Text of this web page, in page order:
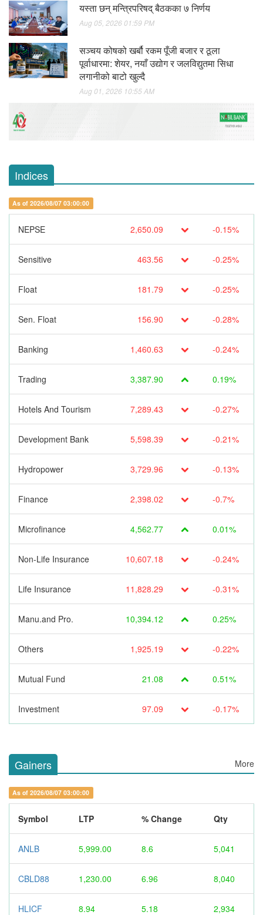
यस्ता छन् मन्त्रिपरिषद् बैठकका ७ निर्णय
Aug 05, 2026 01:59 PM
सञ्चय कोषको खर्बौ रकम पूँजी बजार र ठूला
पूर्वाधारमा: शेयर, नयाँ उद्योग र जलविद्युतमा सिधा
लगानीको बाटो खुल्दै
Aug 01, 2026 10:55 AM
Indices
As of 2026/08/07 03:00:00
NEPSE 2,650.09 -0.15%
Sensitive 463.56 -0.25%
Float 181.79 -0.25%
Sen. Float 156.90 -0.28%
Banking 1,460.63 -0.24%
Trading 3,387.90 0.19%
Hotels And Tourism 7,289.43 -0.27%
Development Bank 5,598.39 -0.21%
Hydropower 3,729.96 -0.13%
Finance 2,398.02 -0.7%
Microfinance 4,562.77 0.01%
Non-Life Insurance 10,607.18 -0.24%
Life Insurance 11,828.29 -0.31%
Manu.and Pro. 10,394.12 0.25%
Others 1,925.19 -0.22%
Mutual Fund 21.08 0.51%
Investment 97.09 -0.17%
Gainers More
As of 2026/08/07 03:00:00
Symbol LTP % Change Qty
ANLB 5,999.00 8.6 5,041
CBLD88 1,230.00 6.96 8,040
HLICF 8.94 5.18 2,934